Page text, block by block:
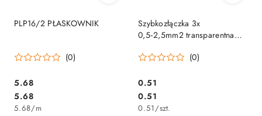
PLP16/2 PŁASKOWNIK
(0)
Cena:
5.68
Cena:
5.68
5.68/m
Szybkozłączka 3x
0,5‑2,5mm2 transparentna
(0)
Cena:
0.51
Cena:
0.51
0.51/szt.